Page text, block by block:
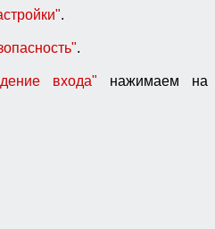
.
.
входа" нажимаем на